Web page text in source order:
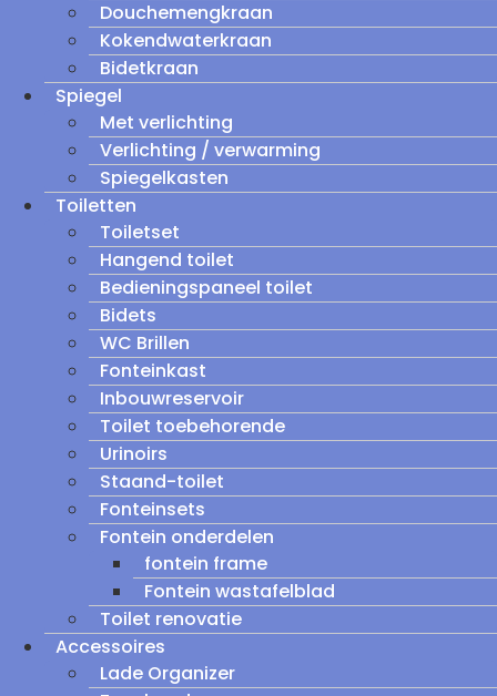
Douchemengkraan
Kokendwaterkraan
Bidetkraan
Spiegel
Met verlichting
Verlichting / verwarming
Spiegelkasten
Toiletten
Toiletset
Hangend toilet
Bedieningspaneel toilet
Bidets
WC Brillen
Fonteinkast
Inbouwreservoir
Toilet toebehorende
Urinoirs
Staand-toilet
Fonteinsets
Fontein onderdelen
fontein frame
Fontein wastafelblad
Toilet renovatie
Accessoires
Lade Organizer